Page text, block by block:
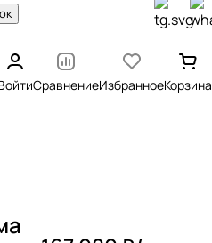
СравнениеИзбранноеКорзина